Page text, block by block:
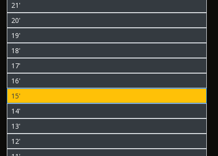
21'
20'
19'
18'
17'
16'
15'
14'
13'
12'